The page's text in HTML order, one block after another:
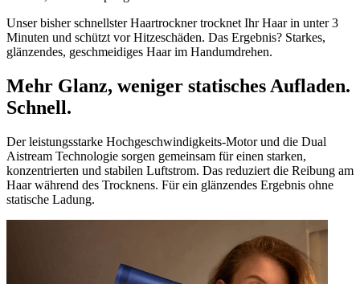
Unser bisher schnellster Haartrockner trocknet Ihr Haar in unter 3
Minuten und schützt vor Hitzeschäden. Das Ergebnis? Starkes,
glänzendes, geschmeidiges Haar im Handumdrehen.
Mehr Glanz, weniger statisches Aufladen.
Schnell.
Der leistungsstarke Hochgeschwindigkeits-Motor und die Dual
Aistream Technologie sorgen gemeinsam für einen starken,
konzentrierten und stabilen Luftstrom. Das reduziert die Reibung am
Haar während des Trocknens. Für ein glänzendes Ergebnis ohne
statische Ladung.